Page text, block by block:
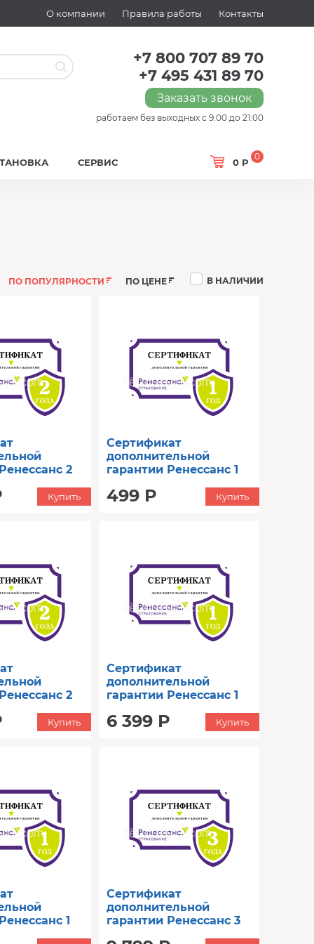
О компании Правила работы Контакты
+7 800 707 89 70
+7 495 431 89 70
Заказать звонок
работаем без выходных с 9:00 до 21:00
0 Р
0
СЕРВИС
ПО ПОПУЛЯРНОСТИ ПО ЦЕНЕ В НАЛИЧИИ
2
Купить
Сертификат
дополнительной
гарантии Ренессанс 1
499 Р Купить
2
Купить
Сертификат
дополнительной
гарантии Ренессанс 1
130000)
6 399 Р Купить
1
Сертификат
дополнительной
гарантии Ренессанс 3